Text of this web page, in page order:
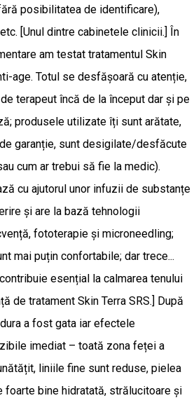
posibilitatea de identificare),
[Unul dintre cabinetele clinicii.] În
am testat tratamentul Skin
age. Totul se desfășoară cu atenție,
terapeut încă de la început dar și pe
produsele utilizate îți sunt arătate,
garanție, sunt desigilate/desfăcute
cum ar trebui să fie la medic).
cu ajutorul unor infuzii de substanțe
și are la bază tehnologii
fototerapie și microneedling;
mai puțin confortabile; dar trece...
esențial la calmarea tenului
de tratament Skin Terra SRS.] După
a fost gata iar efectele
imediat – toată zona feței a
liniile fine sunt reduse, pielea
foarte bine hidratată, strălucitoare și